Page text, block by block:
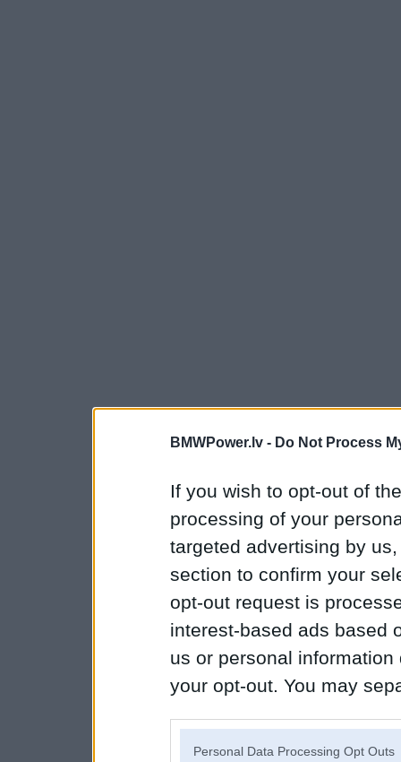
BMWPower.lv - Do Not Process
If you wish to opt-out of
processing of your
targeted advertising by
section to confirm your
opt-out request is
interest-based ads based
us or personal
your opt-out. You may
Personal Data Processing Opt Outs